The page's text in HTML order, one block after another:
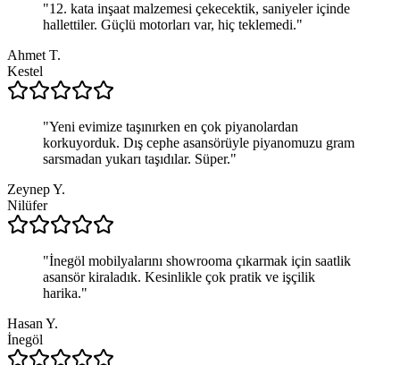
"12. kata inşaat malzemesi çekecektik, saniyeler içinde
hallettiler. Güçlü motorları var, hiç teklemedi."
Ahmet T.
Kestel
"Yeni evimize taşınırken en çok piyanolardan
korkuyorduk. Dış cephe asansörüyle piyanomuzu gram
sarsmadan yukarı taşıdılar. Süper."
Zeynep Y.
Nilüfer
"İnegöl mobilyalarını showrooma çıkarmak için saatlik
asansör kiraladık. Kesinlikle çok pratik ve işçilik
harika."
Hasan Y.
İnegöl